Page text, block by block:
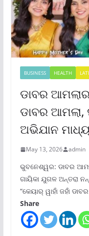
BUSINESS HEALTH
ଡାବର ଆମଲାର
ଡାବର ଆମଲା,
ଅଭିଯାନ
May 13, 2026 admin
ଭୁବନେଶ୍ୱର: ଡାବର
ଗାୟିକା ଯୁଗଳ ଅନ୍ତରା
“କେୟାର୍ ୱାହାଁ ଜହାଁ
Share